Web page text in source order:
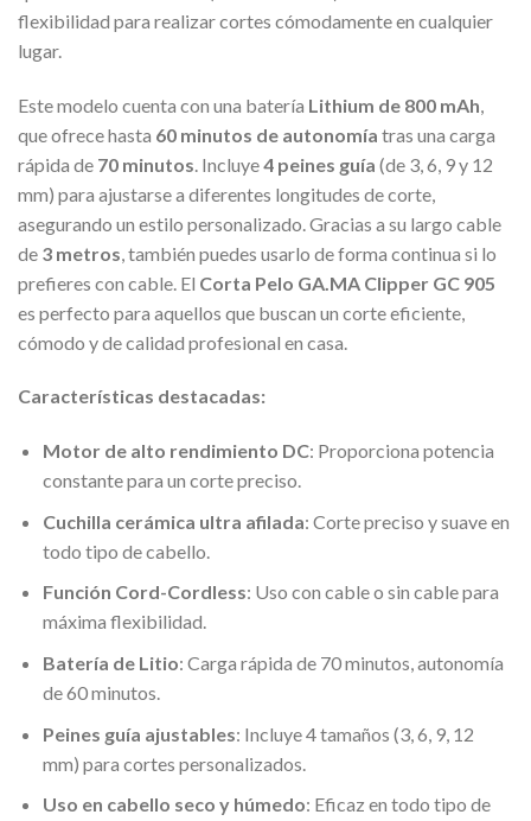
flexibilidad para realizar cortes cómodamente en cualquier
lugar.
Este modelo cuenta con una batería Lithium de 800 mAh
que ofrece hasta 60 minutos de autonomía tras una carga
rápida de 70 minutos . Incluye4 peines guía (de 3, 6, 9 y 12
mm) para ajustarse a diferentes longitudes de corte,
asegurando un estilo personalizado. Gracias a su largo cable
de 3 metros , también puedes usarlo de forma continua si lo
prefieres con cable. El Corta Pelo GA.MA Clipper GC 905
es perfecto para aquellos que buscan un corte eficiente,
cómodo y de calidad profesional en casa.
Características destacadas:
Motor de alto rendimiento DC: Proporciona potencia
constante para un corte preciso.
Cuchilla cerámica ultra afilada: Corte preciso y suave en
todo tipo de cabello.
Función Cord-Cordless: Uso con cable o sin cable para
máxima flexibilidad.
Batería de Litio: Carga rápida de 70 minutos, autonomía
de 60 minutos.
Peines guía ajustables: Incluye 4 tamaños (3, 6, 9, 12
mm) para cortes personalizados.
Uso en cabello seco y húmedo: Eficaz en todo tipo de